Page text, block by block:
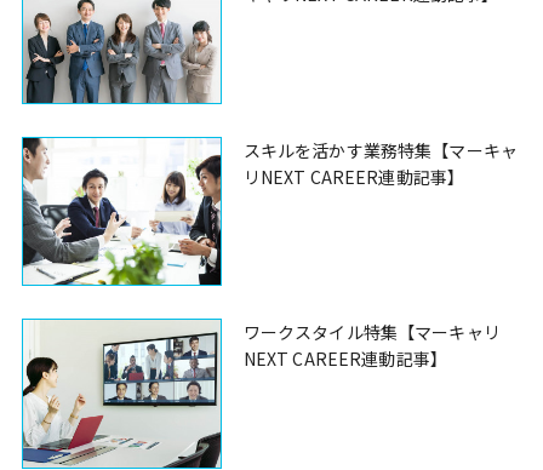
スキルを活かす業務特集【マーキャ
リNEXT CAREER連動記事】
ワークスタイル特集【マーキャリ
NEXT CAREER連動記事】